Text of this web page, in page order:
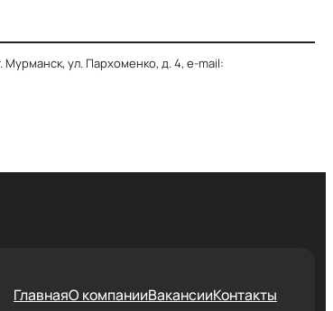
ул. Пархоменко, д. 4, e-mail:
ГлавнаяО компанииВакансииКонтакты